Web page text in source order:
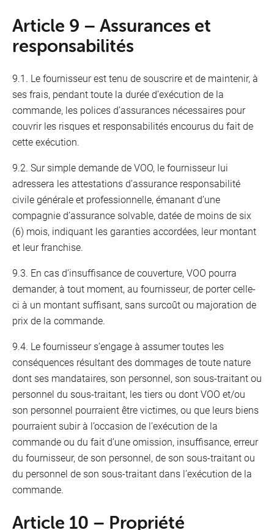
Article 9 – Assurances et
responsabilités
9.1. Le fournisseur est tenu de souscrire et de maintenir, à
ses frais, pendant toute la durée d’exécution de la
commande, les polices d’assurances nécessaires pour
couvrir les risques et responsabilités encourus du fait de
cette exécution.
9.2. Sur simple demande de VOO, le fournisseur lui
adressera les attestations d’assurance responsabilité
civile générale et professionnelle, émanant d’une
compagnie d’assurance solvable, datée de moins de six
(6) mois, indiquant les garanties accordées, leur montant
et leur franchise.
9.3. En cas d’insuffisance de couverture, VOO pourra
demander, à tout moment, au fournisseur, de porter celle-
ci à un montant suffisant, sans surcoût ou majoration de
prix de la commande.
9.4. Le fournisseur s’engage à assumer toutes les
conséquences résultant des dommages de toute nature
dont ses mandataires, son personnel, son sous-traitant ou
personnel du sous-traitant, les tiers ou dont VOO et/ou
son personnel pourraient être victimes, ou que leurs biens
pourraient subir à l’occasion de l’exécution de la
commande ou du fait d’une omission, insuffisance, erreur
du fournisseur, de son personnel, de son sous-traitant ou
du personnel de son sous-traitant dans l’exécution de la
commande.
Article 10 – Propriété